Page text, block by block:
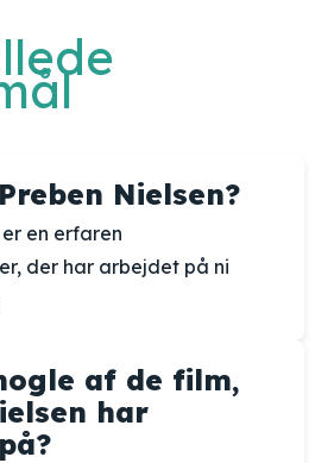
Nielsen?
en erfaren
der har arbejdet på ni
af de film,
har